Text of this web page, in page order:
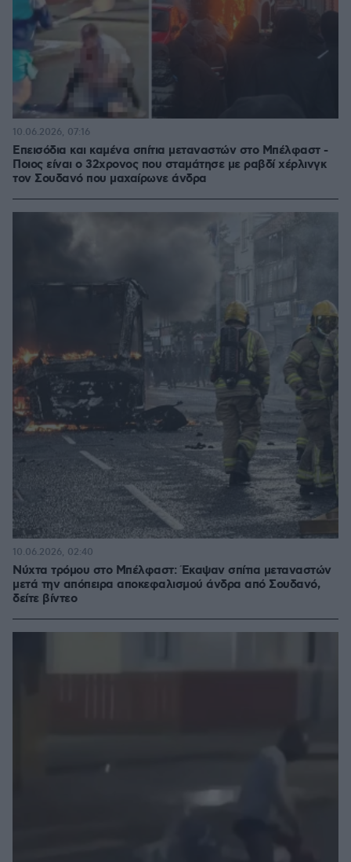
Επεισόδια και καμένα σπίτια μεταναστών στο Μπέλφαστ -
Ποιος είναι ο 32χρονος που σταμάτησε με ραβδί χέρλινγκ
τον Σουδανό που μαχαίρωνε άνδρα
10.06.2026, 07:16
Νύχτα τρόμου στο Μπέλφαστ: Έκαψαν σπίτια μεταναστών
μετά την απόπειρα αποκεφαλισμού άνδρα από Σουδανό,
δείτε βίντεο
10.06.2026, 02:40